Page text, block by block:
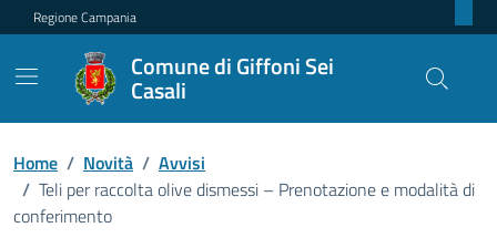
Regione Campania
Comune di Giffoni Sei
Casali
Home / Novità / Avvisi
/ Teli per raccolta olive dismessi – Prenotazione e modalità di
conferimento